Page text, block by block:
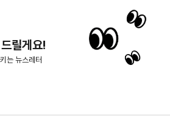
릴게요!
는 뉴스레터